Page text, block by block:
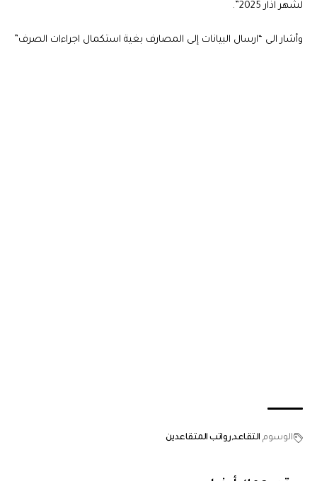
لشهر اذار 2025”.
وأشار الى “ارسال البيانات إلى المصارف بغية استكمال اجراءات الصرف”
الوسوم التقاعد رواتب المتقاعدين